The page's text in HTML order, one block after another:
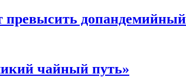
чайный путь»